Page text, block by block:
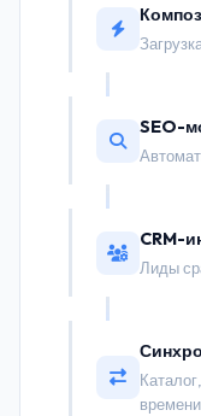
SEO-
CRM-
Лиды
времени